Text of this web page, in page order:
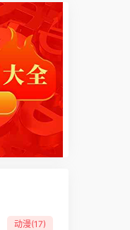
动漫(17)